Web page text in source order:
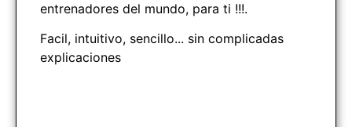
entrenadores del mundo, para ti !!!.
Facil, intuitivo, sencillo... sin complicadas
explicaciones